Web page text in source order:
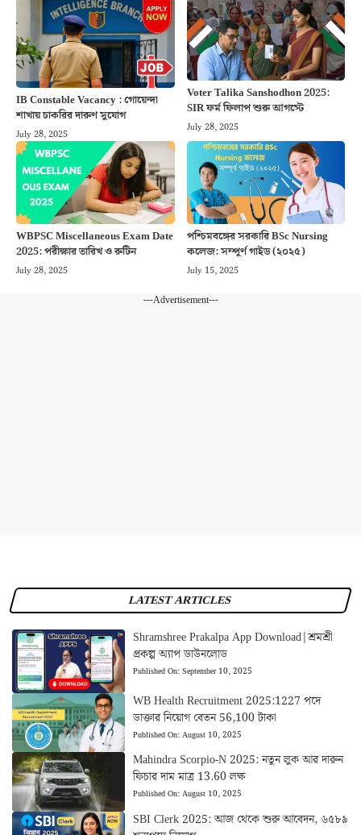
IB Constable Vacancy : গোয়েন্দা
শাখায় চাকরির দারুণ সুযোগ
July 28, 2025
Voter Talika Sanshodhon 2025:
SIR ফর্ম ফিলাপ শুরু আগস্টে
July 28, 2025
WBPSC Miscellaneous Exam Date
2025: পরীক্ষার তারিখ ও রুটিন
July 28, 2025
পশ্চিমবঙ্গের সরকারি BSc Nursing
কলেজ: সম্পূর্ণ গাইড (২০২৫)
July 15, 2025
---Advertisement---
LATEST ARTICLES
Shramshree Prakalpa App Download|শ্রমশ্রী
প্রকল্প অ্যাপ ডাউনলোড
Published On:September 10, 2025
WB Health Recruitment 2025:1227 পদে
ডাক্তার নিয়োগ বেতন 56,100 টাকা
Published On:August 10, 2025
Mahindra Scorpio-N 2025: নতুন লুক আর দারুন
ফিচার দাম মাত্র 13.60 লক্ষ
Published On:August 10, 2025
SBI Clerk 2025: আজ থেকে শুরু আবেদন, ৬৫৮৯